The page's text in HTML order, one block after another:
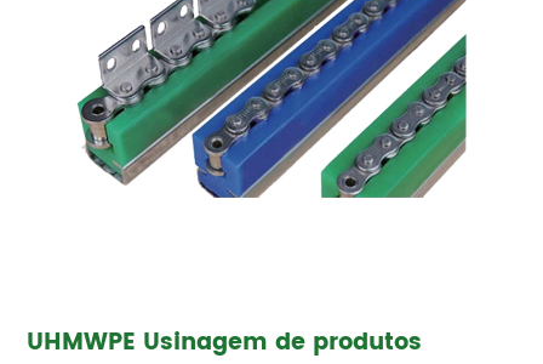
UHMWPE Usinagem de produtos